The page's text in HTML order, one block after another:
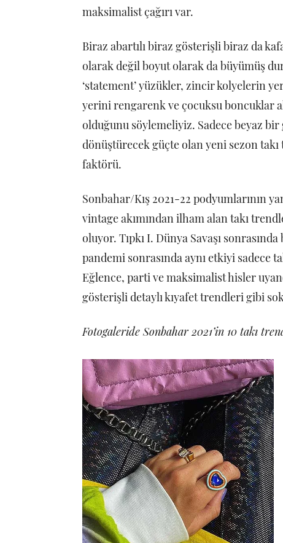
maksimalist çağırı var.
Biraz abartılı biraz gösterişli biraz da
olarak değil boyut olarak da büyümüş
‘statement’ yüzükler, zincir kolyelerin
yerini rengarenk ve çocuksu boncuklar
olduğunu söylemeliyiz. Sadece beyaz
dönüştürecek güçte olan yeni sezon
faktörü.
Sonbahar/Kış 2021-22 podyumlarının
vintage akımından ilham alan takı
oluyor. Tıpkı I. Dünya Savaşı
pandemi sonrasında aynı etkiyi
Eğlence, parti ve maksimalist hisler
gösterişli detaylı kıyafet trendleri gibi
Fotogaleride Sonbahar 2021’in 10 takı